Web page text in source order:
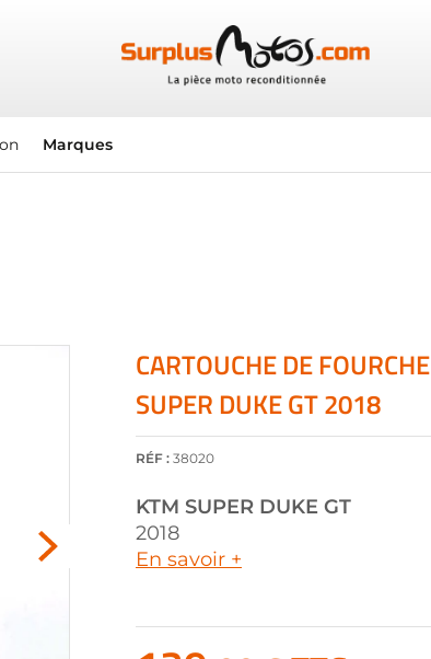
Marques
CARTOUCHE DE
SUPER DUKE GT 2018
RÉF : 38020
KTM SUPER DUKE GT
2018
En savoir +